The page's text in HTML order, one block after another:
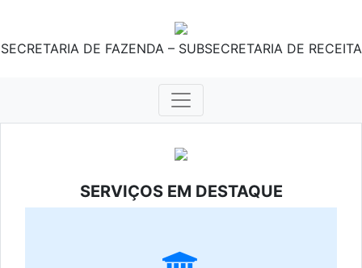
SECRETARIA DE FAZENDA – SUBSECRETARIA DE RECEITA
SERVIÇOS EM DESTAQUE